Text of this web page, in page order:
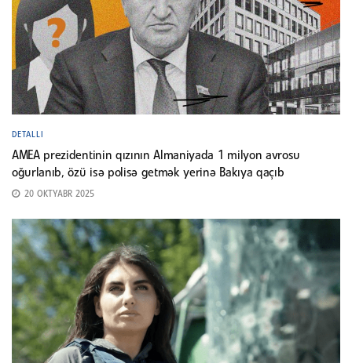
DETALLI
AMEA prezidentinin qızının Almaniyada 1 milyon avrosu
oğurlanıb, özü isə polisə getmək yerinə Bakıya qaçıb
20 OKTYABR 2025